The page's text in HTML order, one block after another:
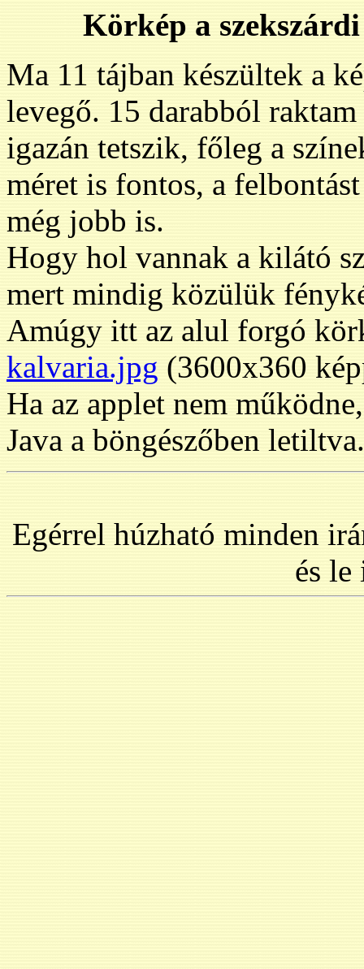
Körkép a
Ma 11 tájban készültek a
levegő. 15 darabból
igazán tetszik, főleg a
méret is fontos, a
még jobb is.
Hogy hol vannak a kilátó
mert mindig közülük
Amúgy itt az alul forgó
kalvaria.jpg (3600x360
Ha az applet nem
Java a böngészőben letiltva.
Egérrel húzható minden
és